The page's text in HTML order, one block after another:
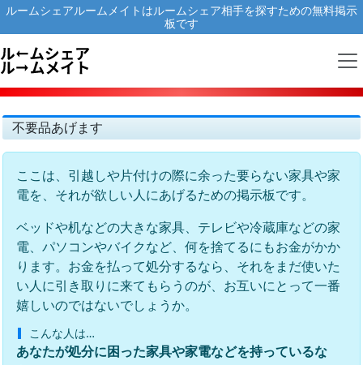
ルームシェアルームメイトはルームシェア相手を探すための無料掲示
板です
不要品あげます
ここは、引越しや片付けの際に余った要らない家具や家
電を、それが欲しい人にあげるための掲示板です。
ベッドや机などの大きな家具、テレビや冷蔵庫などの家
電、パソコンやバイクなど、何を捨てるにもお金がかか
ります。お金を払って処分するなら、それをまだ使いた
い人に引き取りに来てもらうのが、お互いにとって一番
嬉しいのではないでしょうか。
こんな人は…
あなたが処分に困った家具や家電などを持っているな